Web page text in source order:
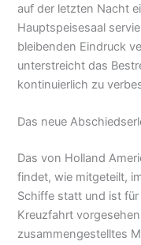
auf der letzten Nacht
Hauptspeisesaal
bleibenden Eindruck
unterstreicht das
kontinuierlich zu
Das neue
Das von Holland
findet, wie mitgeteilt,
Schiffe statt und ist
Kreuzfahrt
zusammengestelltes